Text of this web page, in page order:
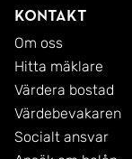
Kontakt
Om oss
Hitta mäklare
Värdera bostad
Värdebevakaren
Socialt ansvar